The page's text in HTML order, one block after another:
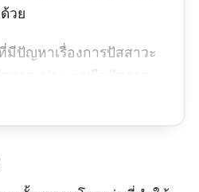
วย
ปัญหาเรื่องการปัสสาวะ
สาวะบ่อย ๆ หรือปัสสาวะ
15000 +C ก็สามารถ
ช่นเดียวกัน เรียกได้ว่าทาน
กาย ผิวพรรณ และเรื่อง